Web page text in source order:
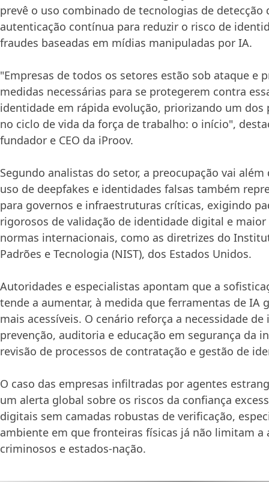
prevê o uso combinado de tecnologias de detecção
autenticação contínua para reduzir o risco de
fraudes baseadas em mídias manipuladas por IA.
"Empresas de todos os setores estão sob ataque e
medidas necessárias para se protegerem contra
identidade em rápida evolução, priorizando um
no ciclo de vida da força de trabalho: o início",
fundador e CEO da iProov.
Segundo analistas do setor, a preocupação vai
uso de deepfakes e identidades falsas também
para governos e infraestruturas críticas, exigindo
rigorosos de validação de identidade digital e
normas internacionais, como as diretrizes do
Padrões e Tecnologia (NIST), dos Estados Unidos.
Autoridades e especialistas apontam que a
tende a aumentar, à medida que ferramentas de IA
mais acessíveis. O cenário reforça a necessidade
prevenção, auditoria e educação em segurança da
revisão de processos de contratação e gestão de
O caso das empresas infiltradas por agentes
um alerta global sobre os riscos da confiança
digitais sem camadas robustas de verificação,
ambiente em que fronteiras físicas já não limitam a
criminosos e estados-nação.